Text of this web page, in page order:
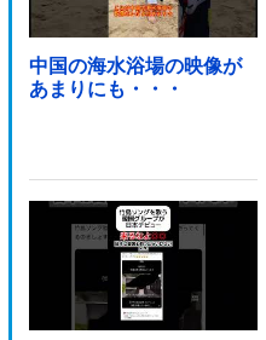
中国の海水浴場の映像が
あまりにも・・・